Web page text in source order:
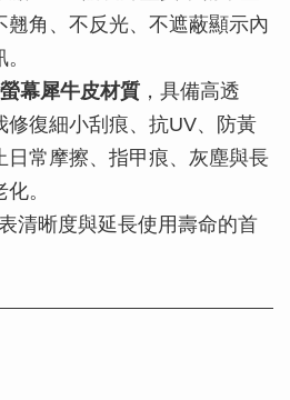
翹角、不反光、不遮蔽顯示內
幕犀牛皮材質 ，具備高透
修復細小刮痕、抗UV、防黃
日常摩擦、指甲痕、灰塵與長
。
清晰度與延長使用壽命的首